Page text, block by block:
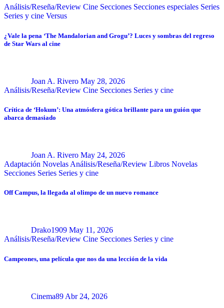
Análisis/Reseña/Review Cine Secciones Secciones especiales Series
Series y cine Versus
¿Vale la pena ‘The Mandalorian and Grogu’? Luces y sombras del regreso
de Star Wars al cine
Joan A. Rivero May 28, 2026
Análisis/Reseña/Review Cine Secciones Series y cine
Crítica de ‘Hokum’: Una atmósfera gótica brillante para un guión que
abarca demasiado
Joan A. Rivero May 24, 2026
Adaptación Novelas Análisis/Reseña/Review Libros Novelas
Secciones Series Series y cine
Off Campus, la llegada al olimpo de un nuevo romance
Drako1909 May 11, 2026
Análisis/Reseña/Review Cine Secciones Series y cine
Campeones, una película que nos da una lección de la vida
Cinema89 Abr 24, 2026